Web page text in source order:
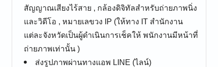
สัญญาณเสียงไร้สาย , กล้องดิจิทัลสำหรับถ่ายภาพนิ่ง
และวิดีโอ , หมายเลขวง IP (ให้ทาง IT สำนักงาน
แต่ละจังหวัดเป็นผู้ดำเนินการเช็คให้ พนักงานมีหน้าที่
ถ่ายภาพเท่านั้น )
ส่งรูปภาพผ่านทางแอพ LINE (ไลน์)